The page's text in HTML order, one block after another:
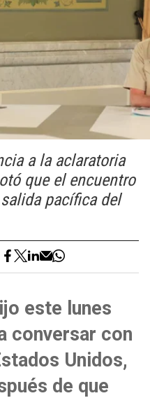
a la aclaratoria
que el encuentro
pacífica del
este lunes
conversar con
Unidos,
de que